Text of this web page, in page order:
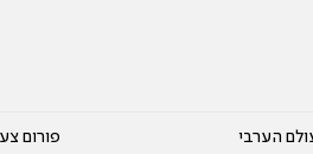
הערבי פורום